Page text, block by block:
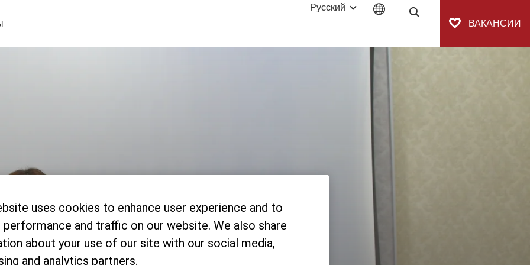
Русский
Поиск
ВАКАНСИИ
сектора Республики Узбекистан
обменный тур для
uses cookies to enhance user experience and to
performance and traffic on our website. We also share
about your use of our site with our social media,
and analytics partners.